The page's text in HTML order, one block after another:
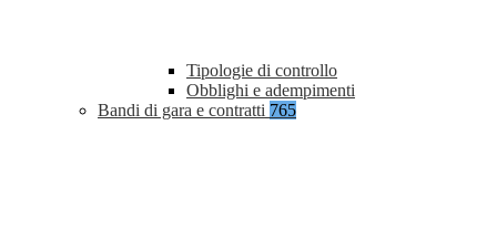
Tipologie di controllo
Obblighi e adempimenti
Bandi di gara e contratti 765